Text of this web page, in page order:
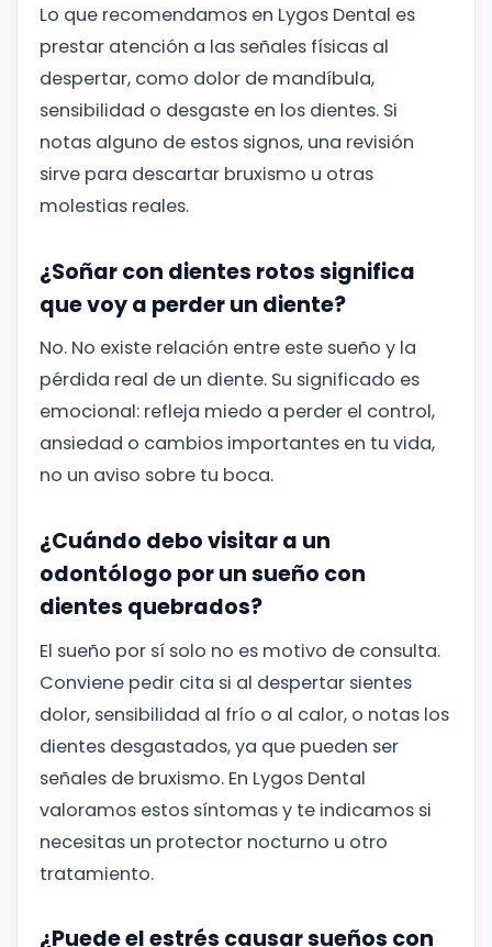
Lo que recomendamos en Lygos Dental es
prestar atención a las señales físicas al
despertar, como dolor de mandíbula,
sensibilidad o desgaste en los dientes. Si
notas alguno de estos signos, una revisión
sirve para descartar bruxismo u otras
molestias reales.
¿Soñar con dientes rotos significa
que voy a perder un diente?
No. No existe relación entre este sueño y la
pérdida real de un diente. Su significado es
emocional: refleja miedo a perder el control,
ansiedad o cambios importantes en tu vida,
no un aviso sobre tu boca.
¿Cuándo debo visitar a un
odontólogo por un sueño con
dientes quebrados?
El sueño por sí solo no es motivo de consulta.
Conviene pedir cita si al despertar sientes
dolor, sensibilidad al frío o al calor, o notas los
dientes desgastados, ya que pueden ser
señales de bruxismo. En Lygos Dental
valoramos estos síntomas y te indicamos si
necesitas un protector nocturno u otro
tratamiento.
¿Puede el estrés causar sueños con